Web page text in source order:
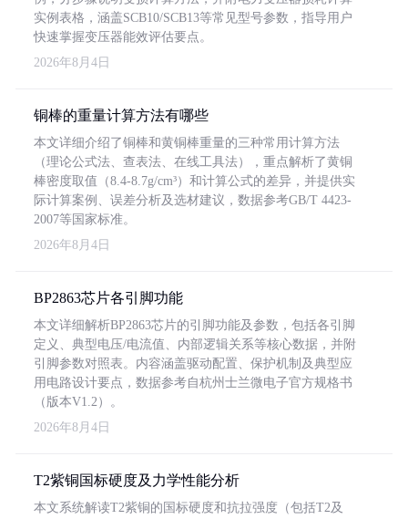
实例表格，涵盖SCB10/SCB13等常见型号参数，指导用户
快速掌握变压器能效评估要点。
2026年8月4日
铜棒的重量计算方法有哪些
本文详细介绍了铜棒和黄铜棒重量的三种常用计算方法
（理论公式法、查表法、在线工具法），重点解析了黄铜
棒密度取值（8.4-8.7g/cm³）和计算公式的差异，并提供实
际计算案例、误差分析及选材建议，数据参考GB/T 4423-
2007等国家标准。
2026年8月4日
BP2863芯片各引脚功能
本文详细解析BP2863芯片的引脚功能及参数，包括各引脚
定义、典型电压/电流值、内部逻辑关系等核心数据，并附
引脚参数对照表。内容涵盖驱动配置、保护机制及典型应
用电路设计要点，数据参考自杭州士兰微电子官方规格书
（版本V1.2）。
2026年8月4日
T2紫铜国标硬度及力学性能分析
本文系统解读T2紫铜的国标硬度和抗拉强度（包括T2及